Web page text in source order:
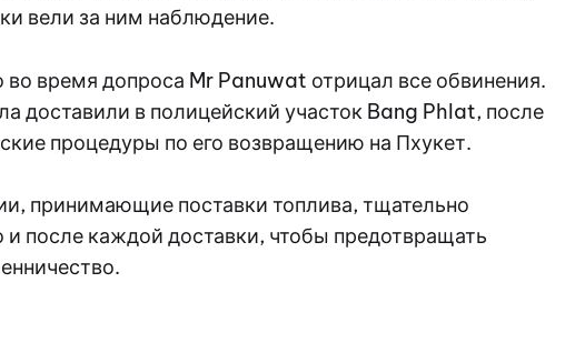
вели за ним наблюдение.
время допроса Mr Panuwat отрицал все обвинения.
доставили в полицейский участок Bang Phlat, после
процедуры по его возвращению на Пхукет.
принимающие поставки топлива, тщательно
и после каждой доставки, чтобы предотвращать